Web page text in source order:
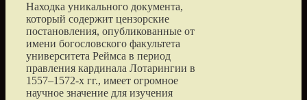
Находка уникального документа,
который содержит цензорские
постановления, опубликованные от
имени богословского факультета
университета Реймса в период
правления кардинала Лотарингии в
1557–1572-х гг., имеет огромное
научное значение для изучения